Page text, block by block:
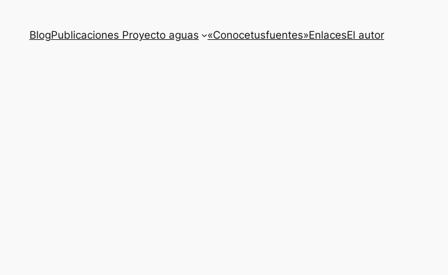
BlogPublicaciones Proyecto aguas «Conocetusfuentes»EnlacesEl autor